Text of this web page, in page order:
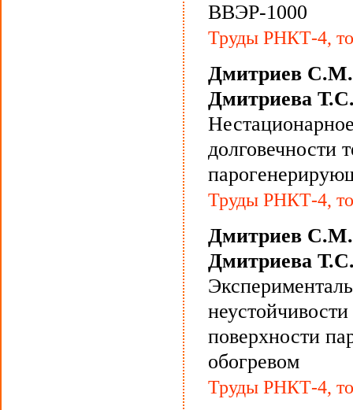
ВВЭР-1000
Труды РНКТ-4,
Дмитриев
Дмитриева
долговечности
Труды РНКТ-4,
Дмитриев
Дмитриева
поверхности
обогревом
Труды РНКТ-4,